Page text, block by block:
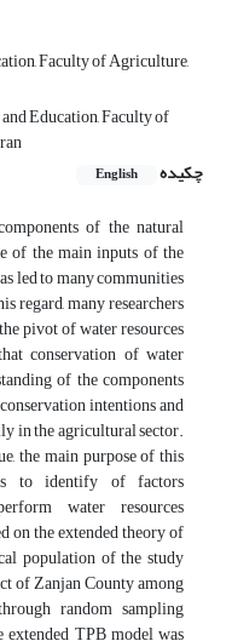
Faculty of Agriculture,
Education, Faculty of
چکیده
English
of the natural
of the main inputs of the
led to many communities
regard, many researchers
pivot of water resources
conservation of water
of the components
intentions and
in the agricultural sector.
the main purpose of this
to identify of factors
water resources
on the extended theory of
population of the study
of Zanjan County among
random sampling